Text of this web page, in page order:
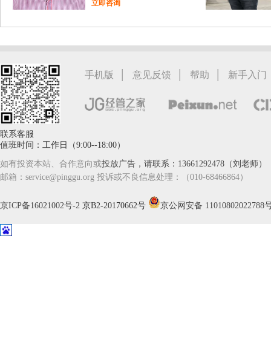
立即咨询
立即咨询
手机版 | 意见反馈 | 帮助 | 新手入门
联系客服
值班时间：工作日（9:00--18:00）
如有投资本站、合作意向或投放广告，请联系：13661292478（刘老师）
邮箱：service@pinggu.org 投诉或不良信息处理：（010-68466864）
京ICP备16021002号-2 京B2-20170662号 京公网安备 11010802022788